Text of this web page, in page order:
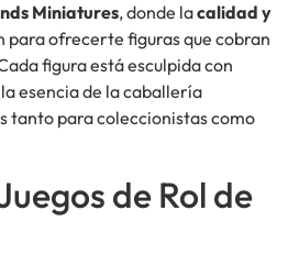
Miniatures, donde lacalidad y
para ofrecerte figuras que cobran
figura está esculpida con
esencia de la caballería
tanto para coleccionistas como
de Rol de